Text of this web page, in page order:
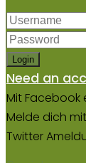
Login
Need an
Mit Facebook
Melde dich
Twitter